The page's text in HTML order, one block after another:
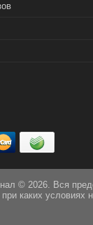
© 2026. Вся
при каких